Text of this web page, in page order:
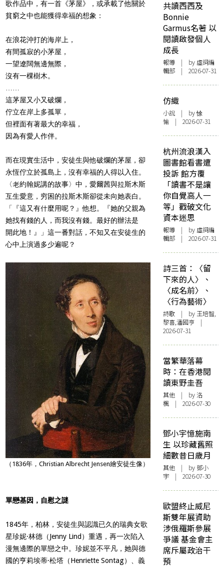
歌作品中，有一首《茅屋》，或承載了他關於
貧窮之中也能獲得幸福的想象：
在浪花沖打的海岸上，
有間孤寂的小茅屋，
一望遼闊無邊無際，
沒有一棵樹木。
這茅屋又小又破爛，
佇立在岸上多孤單，
但裡面有著最大的幸福，
因為有愛人作伴。
而在現實生活中，安徒生與他破爛的茅屋，卻
永恆佇立於孤島上，沒有幸福的人得以入住。
〈老約翰妮講的故事〉中，愛爾茜與拉斯木斯
互生愛意，穷困的拉斯木斯卻從未向她表白。
「『這又有什麼用呢？』他想。『她的父親為
她找有錢的人，而我沒有錢。最好的辦法是離
開此地！』」這一番對話，不知又在安徒生的
心中上演過多少遍呢？
（1836年，Christian Albrecht Jensen繪安徒生像）
單戀基因，自慰之謎
1845年，柏林，安徒生與認識已久的瑞典女歌
星珍妮·林德（Jenny Lind）重遇，再一次陷入
漫無邊際的單戀之中。珍妮並不平凡，她與德
國的亨莉埃蒂·松塔（Henriette Sontag）、義
共讀西西及
Bonnie
Garmus名著 以
閱讀啟發個人
成長
報導 | by 虛詞編
輯部 | 2026-07-31
仿織
小說 | by 悇
愉 | 2026-07-31
杭州流浪漢入
圖書館看書遭
投訴 館方覆
「讀書不是讓
你自覺高人一
等」戳破文化
資本迷思
報導 | by 虛詞編
輯部 | 2026-07-31
詩三首：〈留
下來的人〉、
〈成名前〉、
〈行為藝術〉
詩歌 | by 王培智,
黎喜,潘國亨 |
2026-07-31
當繁華落幕
時：在香港閱
讀東野圭吾
其他 | by洛
楓 | 2026-07-30
鄧小宇憶施南
生 以珍藏舊照
細數昔日歲月
其他 | by 鄧小
宇 | 2026-07-30
歐盟終止威尼
斯雙年展資助
涉俄羅斯參展
爭議 基金會主
席斥屬政治干
預